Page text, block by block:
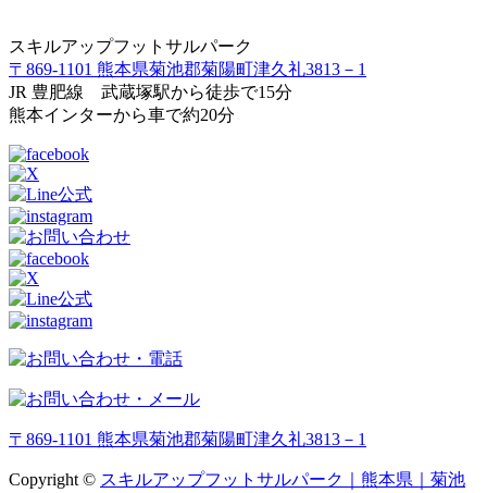
スキルアップフットサルパーク
〒869-1101 熊本県菊池郡菊陽町津久礼3813－1
JR 豊肥線 武蔵塚駅から徒歩で15分
熊本インターから車で約20分
〒869-1101 熊本県菊池郡菊陽町津久礼3813－1
Copyright © スキルアップフットサルパーク｜熊本県｜菊池